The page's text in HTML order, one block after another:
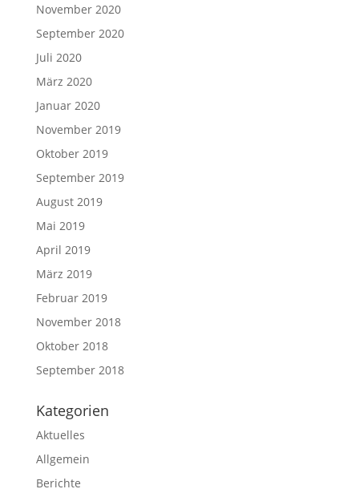
November 2020
September 2020
Juli 2020
März 2020
Januar 2020
November 2019
Oktober 2019
September 2019
August 2019
Mai 2019
April 2019
März 2019
Februar 2019
November 2018
Oktober 2018
September 2018
Kategorien
Aktuelles
Allgemein
Berichte